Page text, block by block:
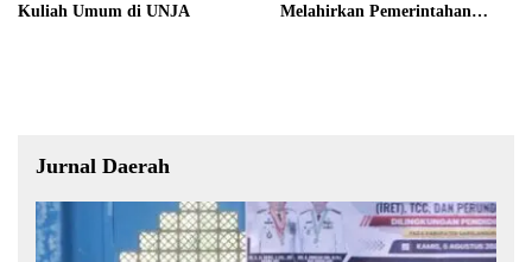
Kuliah Umum di UNJA
Melahirkan Pemerintahan
Jurnal Daerah